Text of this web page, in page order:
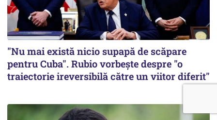
"Nu mai există nicio supapă de scăpare
pentru Cuba". Rubio vorbește despre "o
traiectorie ireversibilă către un viitor diferit"